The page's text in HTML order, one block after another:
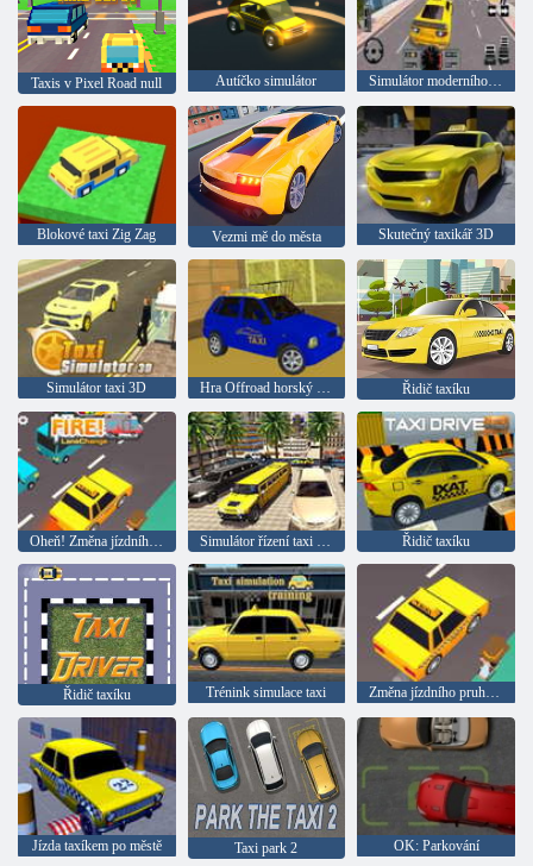
Taxis v Pixel Road null Autíčko simulátor Simulátor moderního městského taxi
Blokové taxi Zig Zag Vezmi mě do města Skutečný taxikář 3D
Simulátor taxi 3D Hra Offroad horský taxikář Řidič taxíku
Oheň! Změna jízdního pruhu Simulátor řízení taxi limuzíny Řidič taxíku
Řidič taxíku Trénink simulace taxi Změna jízdního pruhu 3D
Jízda taxíkem po městě Taxi park 2 OK: Parkování